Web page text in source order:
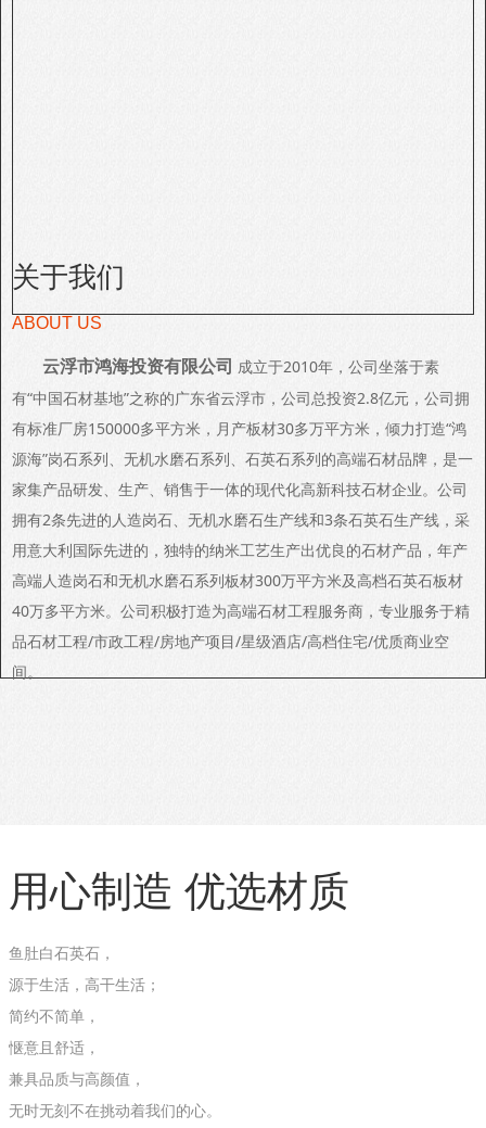
用心制造 优选材质
鱼肚白石英石，
源于生活，高干生活；
简约不简单，
惬意且舒适，
兼具品质与高颜值，
无时无刻不在挑动着我们的心。
关于我们
ABOUT US
云浮市鸿海投资有限公司 成立于2010年，公司坐落于素
有“中国石材基地”之称的广东省云浮市，公司总投资2.8亿元，公司拥
有标准厂房150000多平方米，月产板材30多万平方米，倾力打造“鸿
源海”岗石系列、无机水磨石系列、石英石系列的高端石材品牌，是一
家集产品研发、生产、销售于一体的现代化高新科技石材企业。公司
拥有2条先进的人造岗石、无机水磨石生产线和3条石英石生产线，采
用意大利国际先进的，独特的纳米工艺生产出优良的石材产品，年产
高端人造岗石和无机水磨石系列板材300万平方米及高档石英石板材
40万多平方米。公司积极打造为高端石材工程服务商，专业服务于精
品石材工程/市政工程/房地产项目/星级酒店/高档住宅/优质商业空
间。